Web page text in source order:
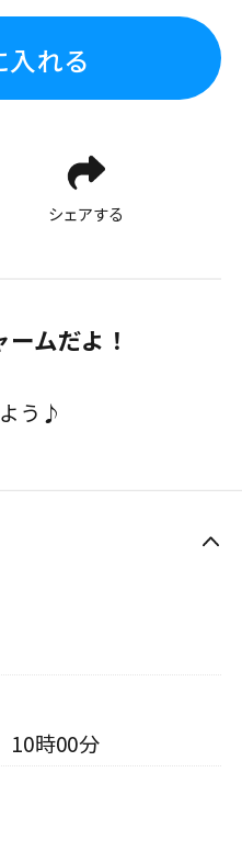
入れる
シェアする
ムだよ！
う♪
10時00分